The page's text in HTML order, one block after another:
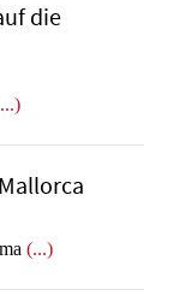
die
(...)